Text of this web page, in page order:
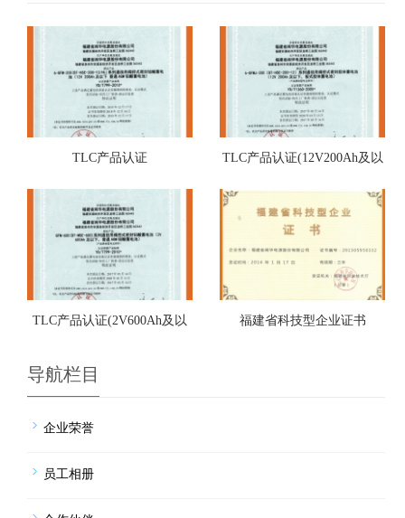
TLC产品认证 TLC产品认证(12V200Ah及以
TLC产品认证(2V600Ah及以 福建省科技型企业证书
导航栏目
企业荣誉
员工相册